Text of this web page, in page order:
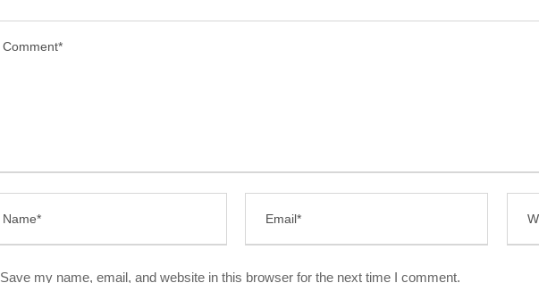
Save my name, email, and website in this browser for the next time I comment.